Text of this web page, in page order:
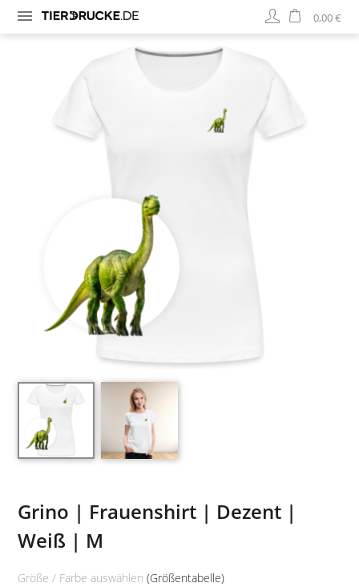
0,00 €
Grino | Frauenshirt | Dezent |
Weiß | M
Größe / Farbe auswählen(Größentabelle)